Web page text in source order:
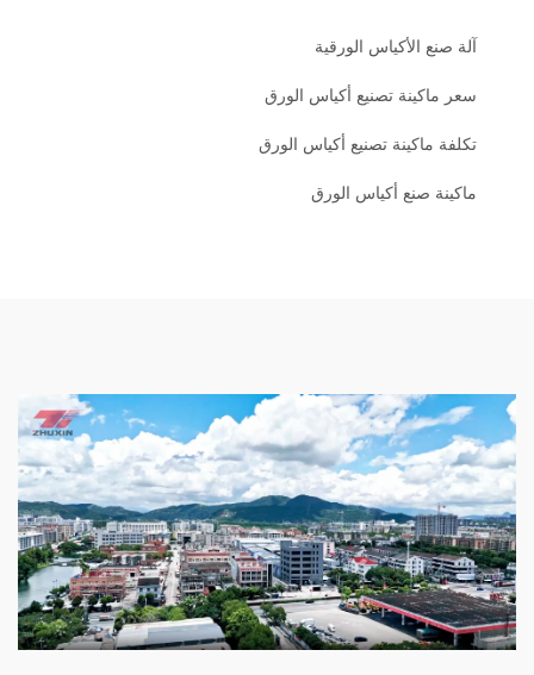
آلة صنع الأكياس الورقية
سعر ماكينة تصنيع أكياس الورق
تكلفة ماكينة تصنيع أكياس الورق
ماكينة صنع أكياس الورق